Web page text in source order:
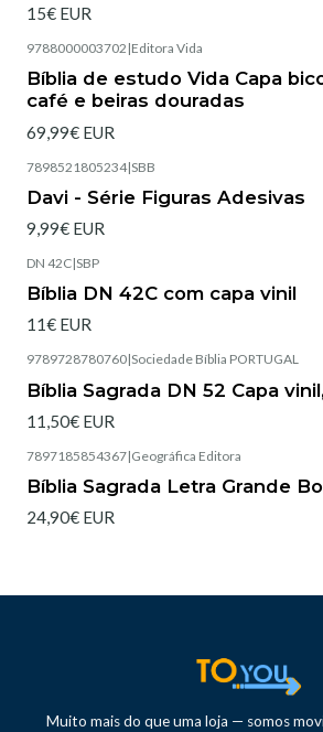
15€ EUR
9788000003702 |Editora Vida
Bíblia de estudo Vida Capa
café e beiras douradas
69,99€ EUR
7898521805234|SBB
Davi - Série Figuras Adesivas
9,99€ EUR
DN 42C|SBP
Bíblia DN 42C com capa vinil
11€ EUR
9789728780760|Sociedade Bíblia PORTUGAL
Bíblia Sagrada DN 52 Capa
11,50€ EUR
7897185854367|Geográfica Editora
Bíblia Sagrada Letra Grande
24,90€ EUR
Muito mais do que uma loja — somos